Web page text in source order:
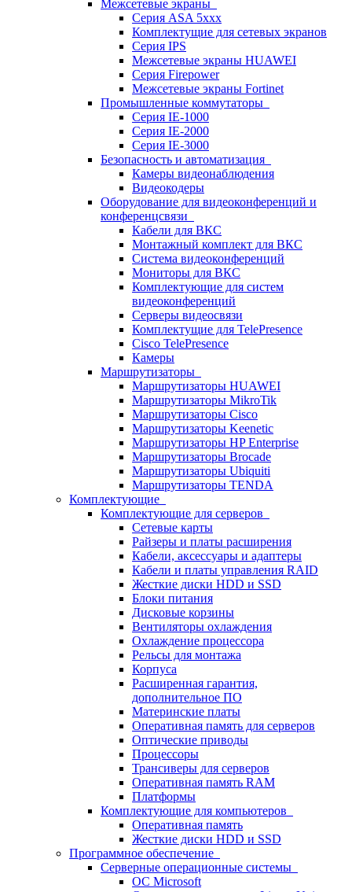
Межсетевые экраны
Серия ASA 5xxx
Комплектущие для сетевых экранов
Серия IPS
Межсетевые экраны HUAWEI
Серия Firepower
Межсетевые экраны Fortinet
Промышленные коммутаторы
Серия IE-1000
Серия IE-2000
Серия IE-3000
Безопасность и автоматизация
Камеры видеонаблюдения
Видеокодеры
Оборудование для видеоконференций и
конференцсвязи
Кабели для ВКС
Монтажный комплект для ВКС
Система видеоконференций
Мониторы для ВКС
Комплектующие для систем
видеоконференций
Серверы видеосвязи
Комплектущие для TelePresence
Cisco TelePresence
Камеры
Маршрутизаторы
Маршрутизаторы HUAWEI
Маршрутизаторы MikroTik
Маршрутизаторы Cisco
Маршрутизаторы Keenetic
Маршрутизаторы HP Enterprise
Маршрутизаторы Brocade
Маршрутизаторы Ubiquiti
Маршрутизаторы TENDA
Комплектующие
Комплектующие для серверов
Сетевые карты
Райзеры и платы расширения
Кабели, аксессуары и адаптеры
Кабели и платы управления RAID
Жесткие диски HDD и SSD
Блоки питания
Дисковые корзины
Вентиляторы охлаждения
Охлаждение процессора
Рельсы для монтажа
Корпуса
Расширенная гарантия,
дополнительное ПО
Материнские платы
Оперативная память для серверов
Оптические приводы
Процессоры
Трансиверы для серверов
Оперативная память RAM
Платформы
Комплектующие для компьютеров
Оперативная память
Жесткие диски HDD и SSD
Программное обеспечение
Серверные операционные системы
ОС Microsoft